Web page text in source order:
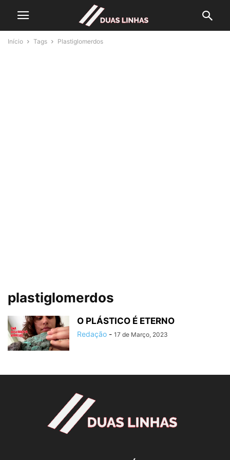
Início Tags Plastiglomerdos
plastiglomerdos
O PLÁSTICO É ETERNO
Redação - 17 de Março, 2023